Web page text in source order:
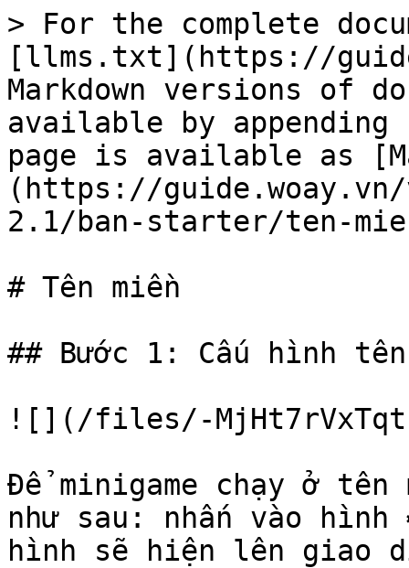
> For the complete
[llms.txt](https://
Markdown versions of
available by
page is available as
(https://
2.1/ban-starter/ten-
# Tên miền
## Bước 1: Cấu hình
![](/files/-MjHt7rVxTqt-
Để minigame chạy ở
như sau: nhấn vào
hình sẽ hiện lên giao